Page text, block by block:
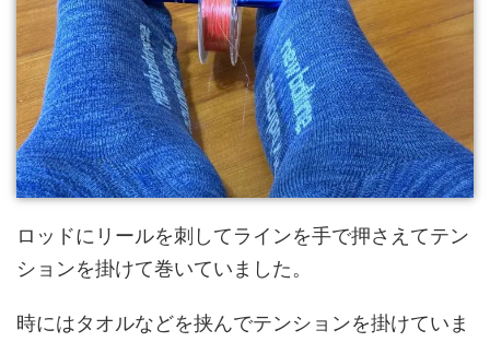
ロッドにリールを刺してラインを手で押さえてテン
ションを掛けて巻いていました。
時にはタオルなどを挟んでテンションを掛けていま